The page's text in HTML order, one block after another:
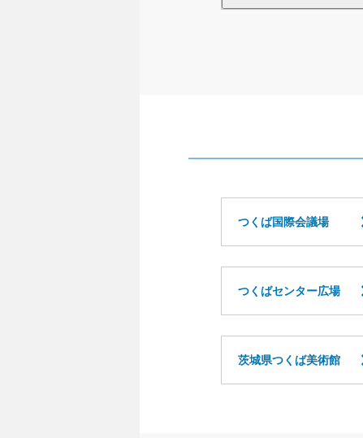
つくば国際会議場
つくばセンター広場
茨城県つくば美術館